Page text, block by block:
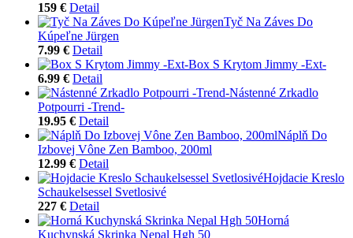
159 € Detail
Tyč Na Záves Do
Kúpeľne Jürgen
7.99 € Detail
Box S Krytom Jimmy -Ext-
6.99 € Detail
Nástenné Zrkadlo
Potpourri -Trend-
19.95 € Detail
Náplň Do
Izbovej Vône Zen Bamboo, 200ml
12.99 € Detail
Hojdacie Kreslo
Schaukelsessel Svetlosivé
227 € Detail
Horná
Kuchynská Skrinka Nepal Hgh 50